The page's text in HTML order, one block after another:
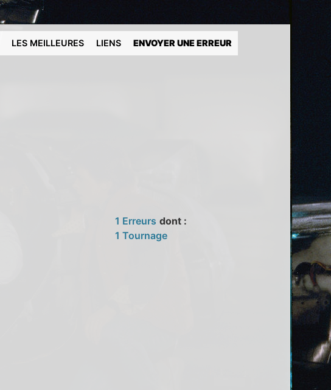
LES MEILLEURES LIENS ENVOYER UNE ERREUR
1 Erreurs dont :
1 Tournage